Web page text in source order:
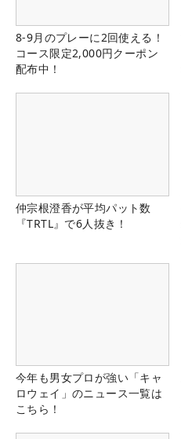
8-9月のプレーに2回使える！
コース限定2,000円クーポン
配布中！
仲宗根澄香が平均パット数
『TRTL』で6人抜き！
今年も男女プロが強い「キャ
ロウェイ」のニュース一覧は
こちら！